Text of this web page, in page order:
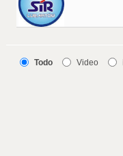
Todo Video